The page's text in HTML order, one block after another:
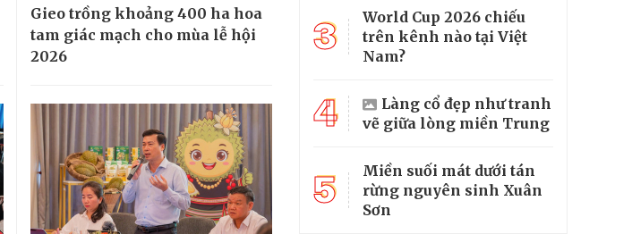
Gieo trồng khoảng 400 ha hoa
tam giác mạch cho mùa lễ hội
2026
3
World Cup 2026 chiếu
trên kênh nào tại Việt
Nam?
4
Làng cổ đẹp như tranh
vẽ giữa lòng miền Trung
5
Miền suối mát dưới tán
rừng nguyên sinh Xuân
Sơn